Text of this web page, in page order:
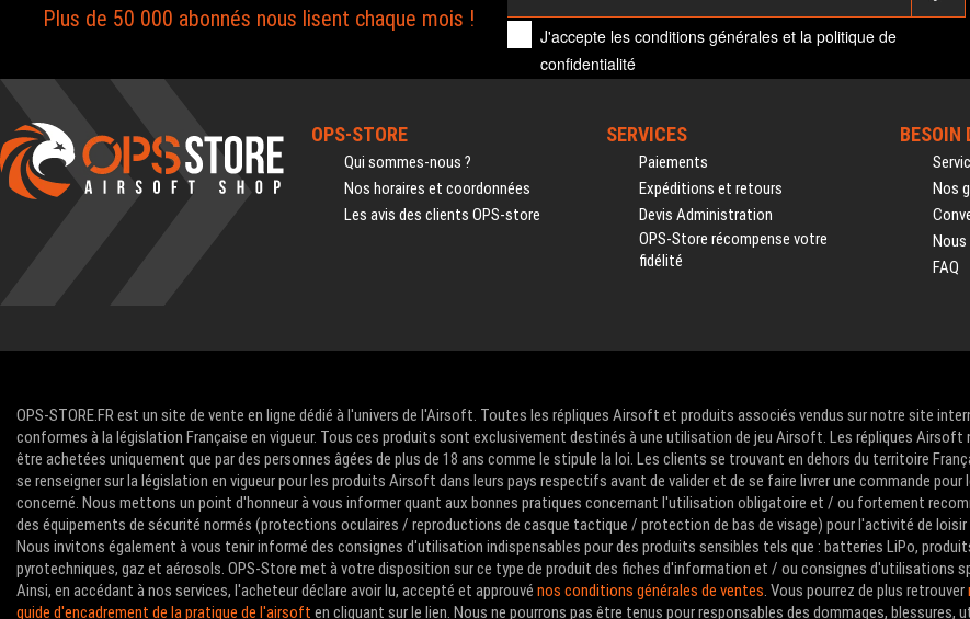
Plus de 50 000 abonnés nous lisent chaque mois !
J'accepte lesconditions générales et lapolitique de
confidentialité
OPS-STORE
Qui sommes-nous ?
Nos horaires et coordonnées
Les avis des clients OPS-store
SERVICES
Paiements
Expéditions et retours
Devis Administration
OPS-Store récompense votre
fidélité
BESOIN
Nos
FAQ
OPS-STORE.FR est un site de vente en ligne dédié à l'univers de l'Airsoft. Toutes les répliques Airsoft et produits associés vendus sur notre site
conformes à la législation Française en vigueur. Tous ces produits sont exclusivement destinés à une utilisation de jeu Airsoft. Les répliques Airsoft
être achetées uniquement que par des personnes âgées de plus de 18 ans comme le stipule la loi. Les clients se trouvant en dehors du territoire
se renseigner sur la législation en vigueur pour les produits Airsoft dans leurs pays respectifs avant de valider et de se faire livrer une commande pour
concerné. Nous mettons un point d'honneur à vous informer quant aux bonnes pratiques concernant l'utilisation obligatoire et / ou fortement
des équipements de sécurité normés (protections oculaires / reproductions de casque tactique / protection de bas de visage) pour l'activité de
Nous invitons également à vous tenir informé des consignes d'utilisation indispensables pour des produits sensibles tels que : batteries LiPo,
pyrotechniques, gaz et aérosols. OPS-Store met à votre disposition sur ce type de produit des fiches d'information et / ou consignes d'utilisations
Ainsi, en accédant à nos services, l'acheteur déclare avoir lu, accepté et approuvé nos conditions générales de ventes . Vous pourrez de plus retrouver
guide d'encadrement de la pratique de l'airsoft en cliquant sur le lien. Nous ne pourrons pas être tenus pour responsables des dommages, blessures,